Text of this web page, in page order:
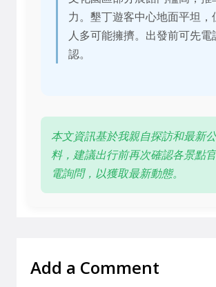
力。墾丁遊客中心地面平坦，
人多可能擁擠。出發前可先電
認。
本文資訊基於我親自探訪和最新
料，建議出行前再次確認各景點
電詢問，以獲取最新動態。
Add a Comment